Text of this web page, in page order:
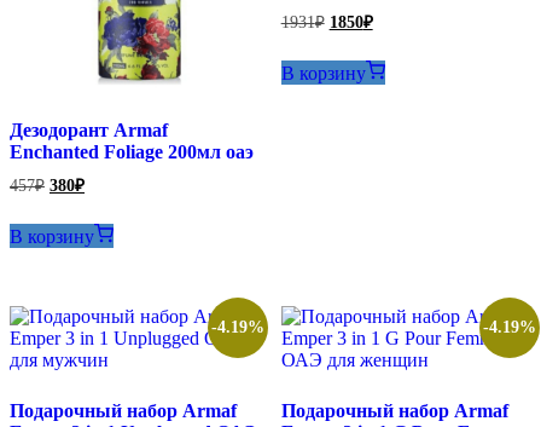
Дезодорант Armaf
Enchanted Foliage 200мл оаэ
457₽ Первоначальная
составляла
457₽.
380₽Текущая
380₽.
В корзину
1931₽ Первоначальная
1931₽.
1850₽Текущая
1850₽.
В корзину
-4.19%
Подарочный набор Armaf
-4.19%
Подарочный набор Armaf